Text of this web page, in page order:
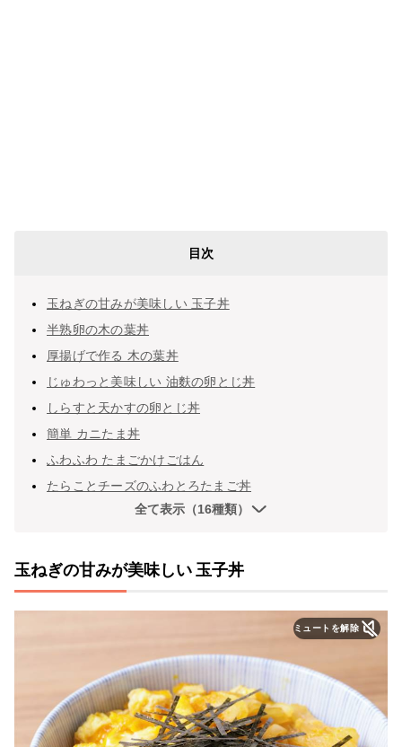
目次
玉ねぎの甘みが美味しい 玉子丼
半熟卵の木の葉丼
厚揚げで作る 木の葉丼
じゅわっと美味しい 油麩の卵とじ丼
しらすと天かすの卵とじ丼
簡単 カニたま丼
ふわふわ たまごかけごはん
たらことチーズのふわとろたまご丼
全て表示（16種類）
玉ねぎの甘みが美味しい 玉子丼
ミュートを解除